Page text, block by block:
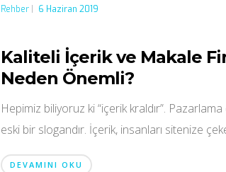
Rehber 6 Haziran 2019
Kaliteli İçerik ve Makale
Neden Önemli?
Hepimiz biliyoruz ki “içerik kraldır”.
eski bir slogandır. İçerik, insanları sitenize
DEVAMINI OKU